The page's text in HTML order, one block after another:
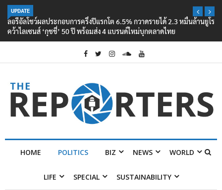
UPDATE
ลอรีอัลโชว์ผลประกอบการครึ่งปีแรกโต 6.5% กวาดรายได้ 2.3 หมื่นล้านยูโร
คว้าไลเซนส์ ‘กุชชี่’ 50 ปี พร้อมส่ง 4 แบรนด์ใหม่บุกตลาดไทย
HOME POLITICS BIZ NEWS WORLD
LIFE SPECIAL SUSTAINABILITY